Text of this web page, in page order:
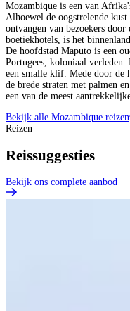
Mozambique is een van
Alhoewel de oogstrelende
ontvangen van bezoekers door
boetiekhotels, is het
De hoofdstad Maputo is een
Portugees, koloniaal
een smalle klif. Mede door de
de brede straten met palmen
een van de meest
Bekijk alle Mozambique reizen
Reizen
Reissuggesties
Bekijk ons complete aanbod